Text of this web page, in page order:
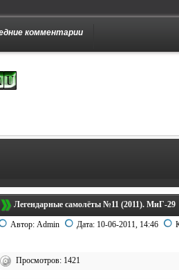
комментарии
Легендарные самолёты №11 (2011). МиГ-29
Автор:Admin Дата: 10-06-2011, 14:46
Просмотров: 1421